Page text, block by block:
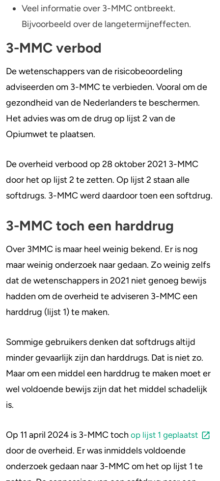
Veel informatie over 3-MMC ontbreekt.
Bijvoorbeeld over de langetermijneffecten.
3-MMC verbod
De wetenschappers van de risicobeoordeling
adviseerden om 3-MMC te verbieden. Vooral om de
gezondheid van de Nederlanders te beschermen.
Het advies was om de drug op lijst 2 van de
Opiumwet te plaatsen.
De overheid verbood op 28 oktober 2021 3-MMC
door het op lijst 2 te zetten. Op lijst 2 staan alle
softdrugs. 3-MMC werd daardoor toen een softdrug.
3-MMC toch een harddrug
Over 3MMC is maar heel weinig bekend. Er is nog
maar weinig onderzoek naar gedaan. Zo weinig zelfs
dat de wetenschappers in 2021 niet genoeg bewijs
hadden om de overheid te adviseren 3-MMC een
harddrug (lijst 1) te maken.
Sommige gebruikers denken dat softdrugs altijd
minder gevaarlijk zijn dan harddrugs. Dat is niet zo.
Maar om een middel een harddrug te maken moet er
wel voldoende bewijs zijn dat het middel schadelijk
is.
Op 11 april 2024 is 3-MMC toch op lijst 1 geplaatst
door de overheid. Er was inmiddels voldoende
onderzoek gedaan naar 3-MMC om het op lijst 1 te